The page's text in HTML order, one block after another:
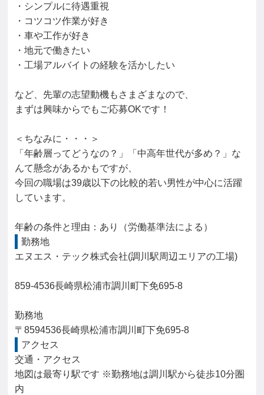
・シンプルに待遇重視
・コツコツ作業が好き
・車や工作が好き
・地元で働きたい
・工場アルバイトの経験を活かしたい
など、先輩の志望動機もさまざまなので、
まずは興味からでもご応募OKです！
＜ちなみに・・・＞
「年齢層ってどうなの？」「中高年世代が多め？」な
んて懸念があるかもですが、
今回の職場は39歳以下の比較的若い男性が中心に活躍
しています。
年齢の条件と理由：あり（労働基準法による）
勤務地
エヌエス・テック株式会社(調川駅周辺エリアの工場)
859-4536長崎県松浦市調川町下免695-8
勤務地
〒8594536長崎県松浦市調川町下免695-8
アクセス
交通・アクセス
地図は最寄り駅です ※勤務地は調川駅から徒歩10分圏
内